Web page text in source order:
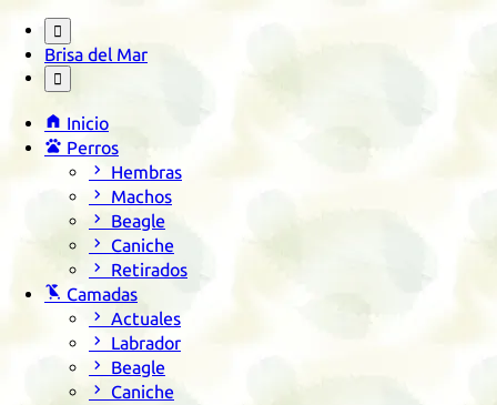

Brisa del Mar

 Inicio
 Perros
 Hembras
 Machos
 Beagle
 Caniche
 Retirados
 Camadas
 Actuales
 Labrador
 Beagle
 Caniche